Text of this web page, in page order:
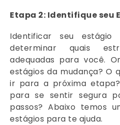
Etapa 2: Identifique seu
Identificar seu
determinar quais
adequadas para você.
estágios da mudança? O
ir para a próxima
para se sentir segura
passos? Abaixo temos
estágios para te ajuda.